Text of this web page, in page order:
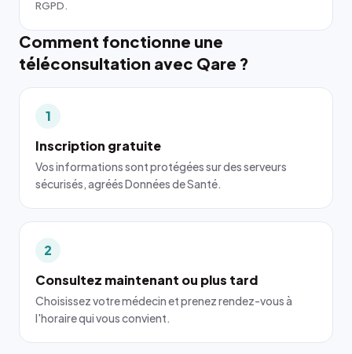
RGPD.
Comment fonctionne une
téléconsultation avec Qare ?
1
Inscription gratuite
Vos informations sont protégées sur des serveurs
sécurisés, agréés Données de Santé.
2
Consultez maintenant ou plus tard
Choisissez votre médecin et prenez rendez-vous à
l'horaire qui vous convient.